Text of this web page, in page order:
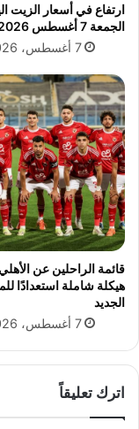
ارتفاع في أسعار الزيت
الجمعة 7 أغسطس 2026
7 أغسطس، 2026
قائمة الراحلين عن
هيكلة شاملة استعدادًا
الجديد
7 أغسطس، 2026
اترك تعليقاً